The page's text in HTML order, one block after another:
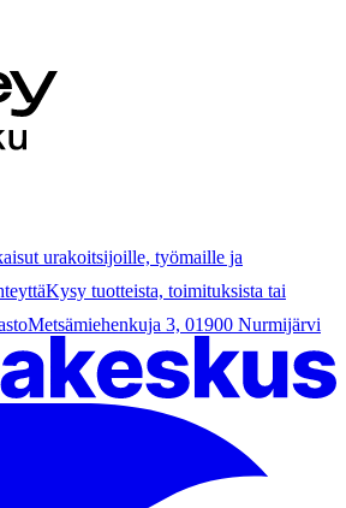
urakoitsijoille, työmaille ja
Kysy tuotteista, toimituksista tai
Metsämiehenkuja 3, 01900 Nurmijärvi